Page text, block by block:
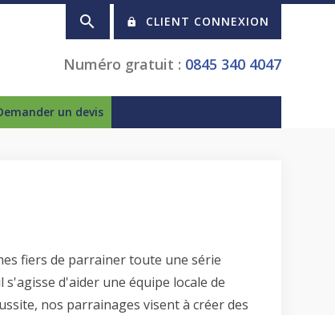
CLIENT CONNEXION
Numéro gratuit : 0845 340 4047
un devis
fiers de parrainer toute une série
d'aider une équipe locale de
nos parrainages visent à créer des